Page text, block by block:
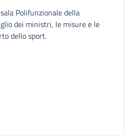
Polifunzionale della
dei ministri, le misure e le
dello sport.